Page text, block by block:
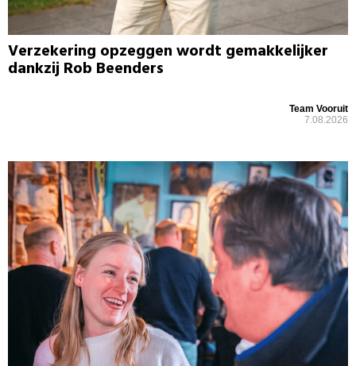
Verzekering opzeggen wordt gemakkelijker
dankzij Rob Beenders
Team Vooruit
7.08.2026